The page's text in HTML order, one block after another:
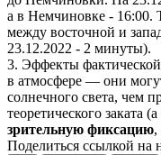
а в Немчиновке - 16:00.
между восточной и
23.12.2022 - 2 минуты).
3. Эффекты
в атмосфере — они
солнечного света, чем
теоретического заката
зрительную фиксацию,
Поделиться ссылкой на